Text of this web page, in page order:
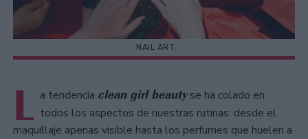
NAIL ART.
L a tendencia clean girl beautyse ha colado en
todos los aspectos de nuestras rutinas: desde el
maquillaje apenas visible hasta los perfumes que huelen a